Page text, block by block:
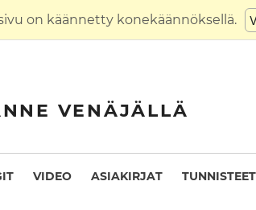
on käännetty konekäännöksellä.
VENÄJÄLLÄ
VIDEO ASIAKIRJAT TUNNISTEET